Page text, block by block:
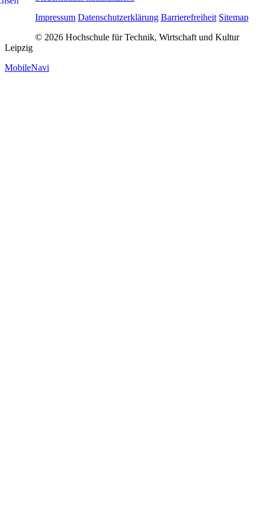
Impressum Datenschutzerklärung Barrierefreiheit Sitemap
© 2026 Hochschule für Technik, Wirtschaft und Kultur
Leipzig
MobileNavi